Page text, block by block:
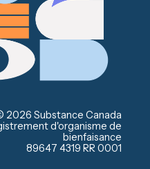
2026 Substance Canada
d'organisme de
bienfaisance
89647 4319 RR 0001